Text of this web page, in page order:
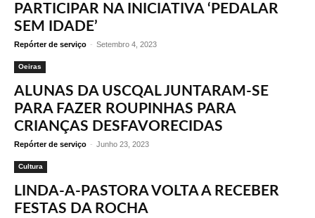
PARTICIPAR NA INICIATIVA ‘PEDALAR
SEM IDADE’
Repórter de serviço - Setembro 4, 2023
Oeiras
ALUNAS DA USCQAL JUNTARAM-SE
PARA FAZER ROUPINHAS PARA
CRIANÇAS DESFAVORECIDAS
Repórter de serviço - Junho 23, 2023
Cultura
LINDA-A-PASTORA VOLTA A RECEBER
FESTAS DA ROCHA